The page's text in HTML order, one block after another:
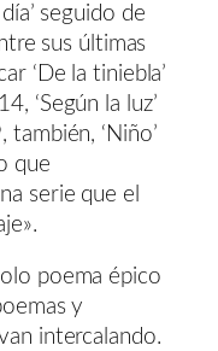
seguido de
sus últimas
‘De la tiniebla’
‘Según la luz’
‘Niño’
que
serie que el
poema épico
y
intercalando.